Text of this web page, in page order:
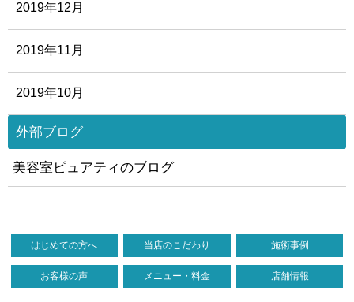
2019年12月
2019年11月
2019年10月
外部ブログ
美容室ピュアティのブログ
はじめての方へ 当店のこだわり 施術事例
お客様の声 メニュー・料金 店舗情報